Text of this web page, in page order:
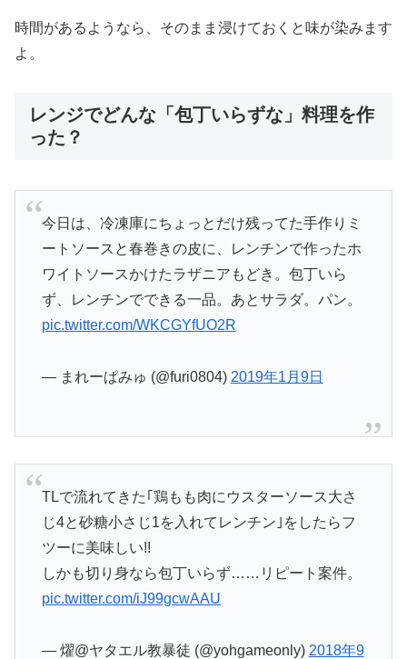
時間があるようなら、そのまま浸けておくと味が染みます
よ。
レンジでどんな「包丁いらずな」料理を作
った？
今日は、冷凍庫にちょっとだけ残ってた手作りミ
ートソースと春巻きの皮に、レンチンで作ったホ
ワイトソースかけたラザニアもどき。包丁いら
ず、レンチンでできる一品。あとサラダ。パン。
pic.twitter.com/WKCGYfUO2R
— まれーぱみゅ (@furi0804) 2019年1月9日
TLで流れてきた｢鶏もも肉にウスターソース大さ
じ4と砂糖小さじ1を入れてレンチン｣をしたらフ
ツーに美味しい!!
しかも切り身なら包丁いらず……リピート案件。
pic.twitter.com/iJ99gcwAAU
— 燿@ヤタエル教暴徒 (@yohgameonly) 2018年9